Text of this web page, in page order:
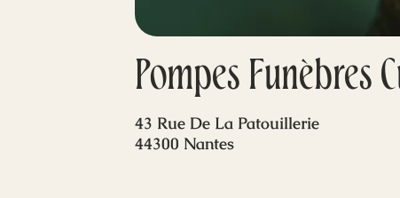
Pompes Funèbres
43 Rue De La Patouillerie
44300 Nantes